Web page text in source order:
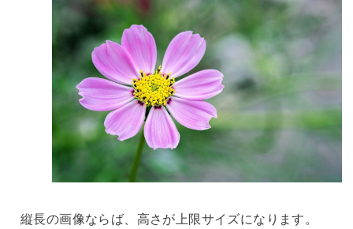
縦長の画像ならば、高さが上限サイズになります。